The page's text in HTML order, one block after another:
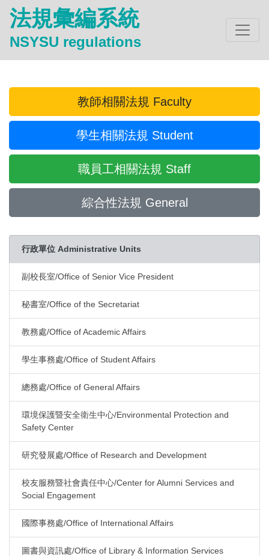
法規彙編系統
NSYSU regulations
教師相關法規 Faculty
學生相關法規 Student
職員工相關法規 Staff
綜合性法規 General
行政單位 Administrative Units
副校長室/Office of Senior Vice President
秘書室/Office of the Secretariat
教務處/Office of Academic Affairs
學生事務處/Office of Student Affairs
總務處/Office of General Affairs
環境保護暨安全衛生中心/Environmental Protection and
Safety Center
研究發展處/Office of Research and Development
校友服務暨社會責任中心/Center for Alumni Services and
Social Engagement
國際事務處/Office of International Affairs
圖書與資訊處/Office of Library & Information Services